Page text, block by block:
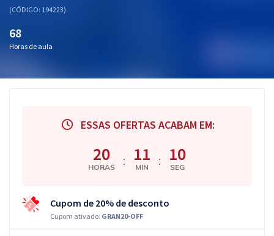
(CÓDIGO: 194223)
68
Horas de aula
ESSAS OFERTAS ACABAM EM:
20
HORAS : 11
MIN : 09
SEG
Cupom de 20% de desconto
Cupom ativado: GRAN20-OFF